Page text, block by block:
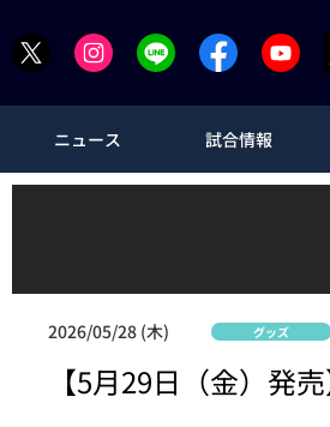
ニュース 試合情報
2026/05/28 (木) グッズ
【5月29日（金）発